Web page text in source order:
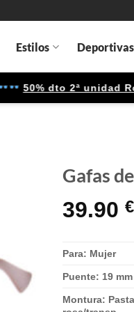
Estilos Deportivas
50% dto 2ª unidad
Gafas
39.90 €
Para: Mujer
Puente: 19 mm
Montura: Pasta